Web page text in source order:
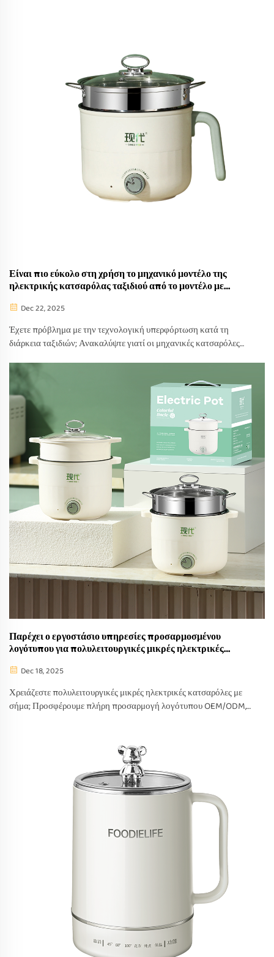
Είναι πιο εύκολο στη χρήση το μηχανικό μοντέλο της
ηλεκτρικής κατσαρόλας ταξιδιού από το μοντέλο με
Dec 22, 2025
Έχετε πρόβλημα με την τεχνολογική υπερφόρτωση κατά τη
διάρκεια ταξιδιών; Ανακαλύψτε γιατί οι μηχανικές κατσαρόλες
ταχύτητα και την απλότητα. Συγκρίνετε τώρα.
Παρέχει ο εργοστάσιο υπηρεσίες προσαρμοσμένου
λογότυπου για πολυλειτουργικές μικρές ηλεκτρικές
Dec 18, 2025
Χρειάζεστε πολυλειτουργικές μικρές ηλεκτρικές κατσαρόλες με
σήμα; Προσφέρουμε πλήρη προσαρμογή λογότυπου OEM/ODM,